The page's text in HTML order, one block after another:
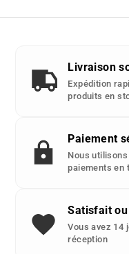
Livraison
Expédition
produits en
Paiement
Nous
paiements en
Satisfait
Vous avez 14
réception